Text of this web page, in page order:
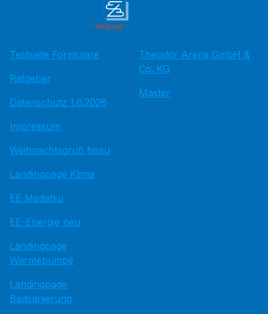
Testseite Formulare
Ratgeber
Datenschutz 1.6.2026
Impressum
Weihnachtsgruß hissu
Landingpage Klima
EE Medatsu
EE-Energie neu
Landingpage
Wärmepumpe
Landingpage
Badsanierung
Theodor Arens GmbH &
Co. KG
Master